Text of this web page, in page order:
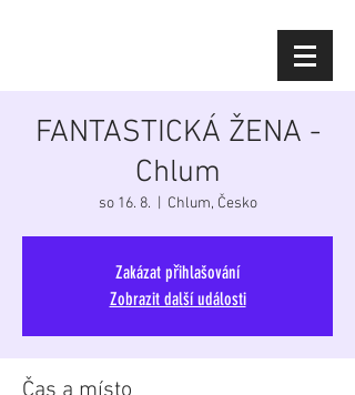
FANTASTICKÁ ŽENA -
Chlum
so 16. 8. Chlum, Česko
Zakázat přihlašování
Zobrazit další události